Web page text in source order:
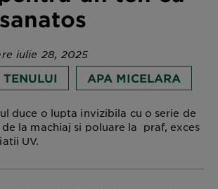
iulie 28, 2025
APA MICELARA
duce o lupta invizibila cu o serie de
la machiaj si poluare la praf, exces
UV.